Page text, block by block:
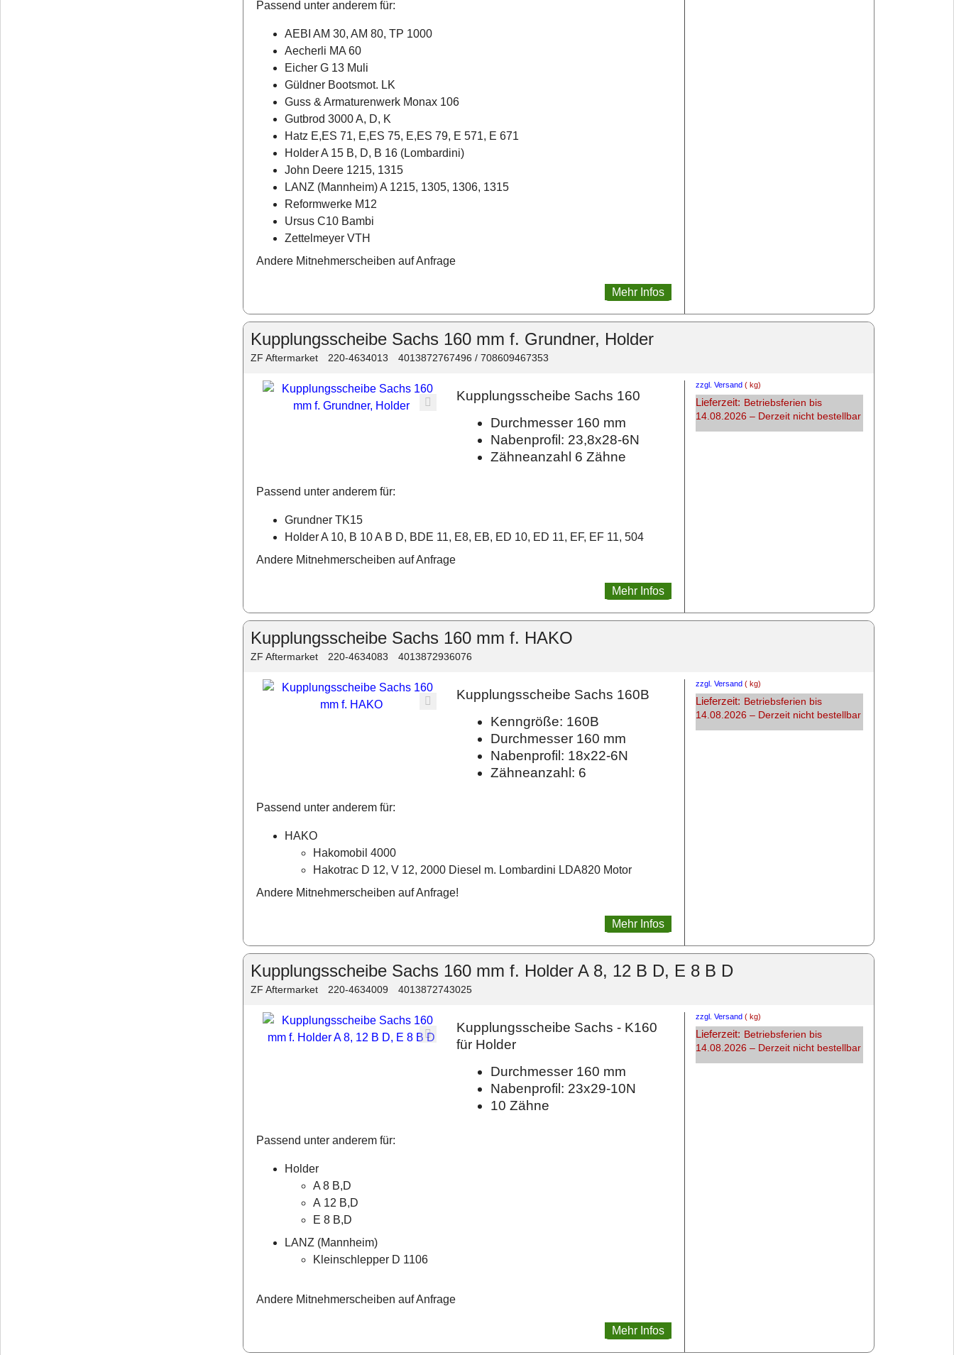
Passend unter anderem für:
AEBI AM 30, AM 80, TP 1000
Aecherli MA 60
Eicher G 13 Muli
Güldner Bootsmot. LK
Guss & Armaturenwerk Monax 106
Gutbrod 3000 A, D, K
Hatz E,ES 71, E,ES 75, E,ES 79, E 571, E 671
Holder A 15 B, D, B 16 (Lombardini)
John Deere 1215, 1315
LANZ (Mannheim) A 1215, 1305, 1306, 1315
Reformwerke M12
Ursus C10 Bambi
Zettelmeyer VTH
Andere Mitnehmerscheiben auf Anfrage
Mehr Infos
Kupplungsscheibe Sachs 160 mm f. Grundner, Holder
ZF Aftermarket 220-4634013 4013872767496 / 708609467353
zzgl. Versand kg
Lieferzeit: Betriebsferien bis
14.08.2026 – Derzeit nicht bestellbar
Kupplungsscheibe Sachs 160
Durchmesser 160 mm
Nabenprofil: 23,8x28-6N
Zähneanzahl 6 Zähne
Passend unter anderem für:
Grundner TK15
Holder A 10, B 10 A B D, BDE 11, E8, EB, ED 10, ED 11, EF, EF 11, 504
Andere Mitnehmerscheiben auf Anfrage
Mehr Infos
Kupplungsscheibe Sachs 160 mm f. HAKO
ZF Aftermarket 220-4634083 4013872936076
zzgl. Versand kg
Lieferzeit: Betriebsferien bis
14.08.2026 – Derzeit nicht bestellbar
Kupplungsscheibe Sachs 160B
Kenngröße: 160B
Durchmesser 160 mm
Nabenprofil: 18x22-6N
Zähneanzahl: 6
Passend unter anderem für:
HAKO
Hakomobil 4000
Hakotrac D 12, V 12, 2000 Diesel m. Lombardini LDA820 Motor
Andere Mitnehmerscheiben auf Anfrage!
Mehr Infos
Kupplungsscheibe Sachs 160 mm f. Holder A 8, 12 B D, E 8 B D
ZF Aftermarket 220-4634009 4013872743025
zzgl. Versand kg
Lieferzeit: Betriebsferien bis
14.08.2026 – Derzeit nicht bestellbar
Kupplungsscheibe Sachs - K160
für Holder
Durchmesser 160 mm
Nabenprofil: 23x29-10N
10 Zähne
Passend unter anderem für:
Holder
A 8 B,D
A 12 B,D
E 8 B,D
LANZ (Mannheim)
Kleinschlepper D 1106
Andere Mitnehmerscheiben auf Anfrage
Mehr Infos